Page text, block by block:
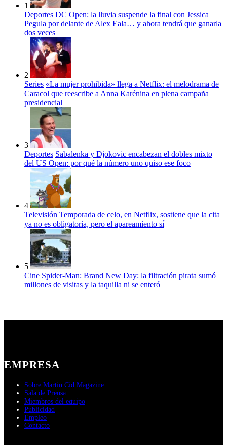
1
Deportes DC Open: la lluvia suspende la final con Jessica
Pegula por delante de Alex Eala… y ahora tendrá que ganarla
dos veces
2
Series «La mujer prohibida» llega a Netflix: el melodrama de
Caracol que reescribe a Anna Karénina en plena campaña
presidencial
3
Deportes Sabalenka y Djokovic encabezan el dobles mixto
del US Open: por qué la número uno quiso ese foco
4
Televisión Temporada de celo, en Netflix, sostiene que la cita
ya no es obligatoria, pero el apareamiento sí
5
Cine Spider-Man: Brand New Day: la filtración pirata sumó
millones de visitas y la taquilla ni se enteró
EMPRESA
Sobre Martin Cid Magazine
Sala de Prensa
Miembros del equipo
Publicidad
Empleo
Contacto